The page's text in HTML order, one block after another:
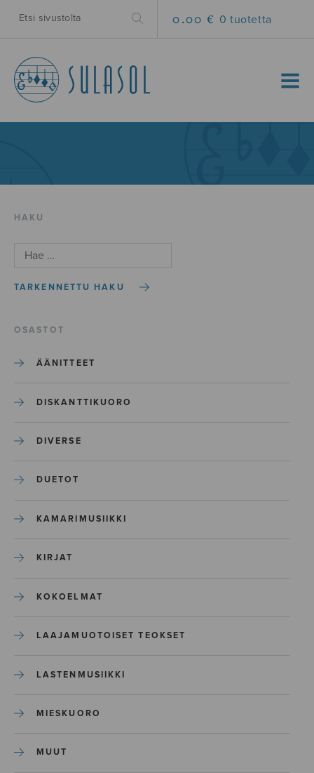
0.00 € 0 tuotetta
MENU
HAKU
TARKENNETTU HAKU
OSASTOT
ÄÄNITTEET
DISKANTTIKUORO
DIVERSE
DUETOT
KAMARIMUSIIKKI
KIRJAT
KOKOELMAT
LAAJAMUOTOISET TEOKSET
LASTENMUSIIKKI
MIESKUORO
MUUT